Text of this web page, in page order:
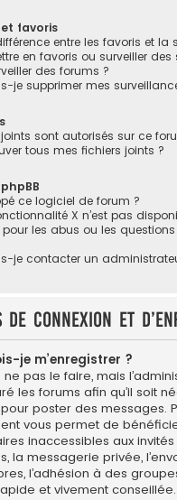
favoris
entre les favoris et la
en favoris ou surveiller des
des forums ?
je supprimer mes
sont autorisés sur ce
tous mes fichiers joints ?
ce logiciel de forum ?
X n’est pas
les abus ou les
je contacter un
de connexion et
je m’enregistrer ?
pas le faire, mais
les forums afin qu’il soit
pour poster des messages.
vous permet de
inaccessibles aux
la messagerie privée,
l’adhésion à des
et vivement conseillée.